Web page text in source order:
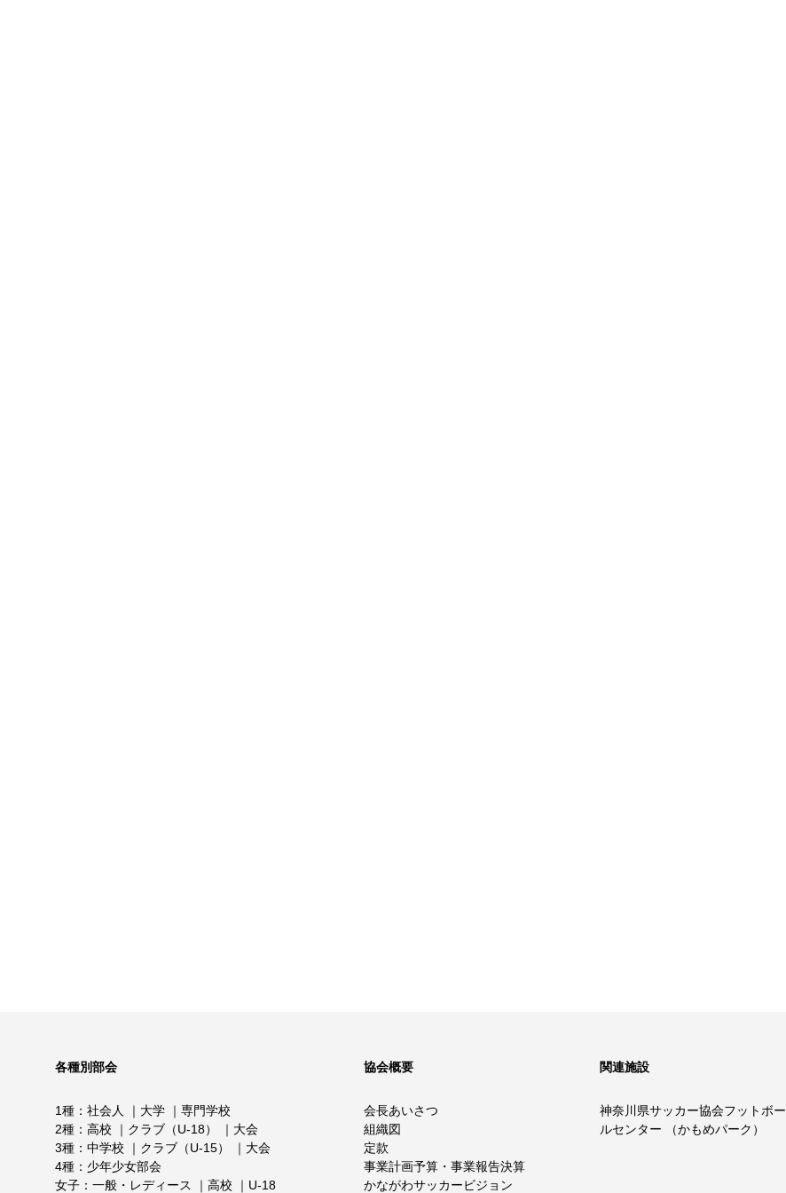
各種別部会
1種 社会人 大学
専門学校
2種
高校 クラブ（U-18）
大会
3種
中学校 クラブ（U-15）
大会
4種
少年少女部会
女子
一般・レディース 高校 U-18
協会概要
会長あいさつ
組織図
定款
事業計画予算・事業報告決算
かながわサッカービジョン
関連施設
神奈川県サッカー協会フットボー
ルセンター （かもめパーク）